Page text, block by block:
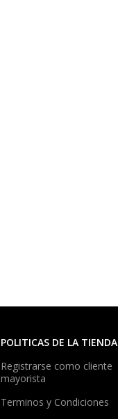
POLITICAS DE LA TIENDA
Registrarse como cliente
mayorista
Terminos y Condiciones